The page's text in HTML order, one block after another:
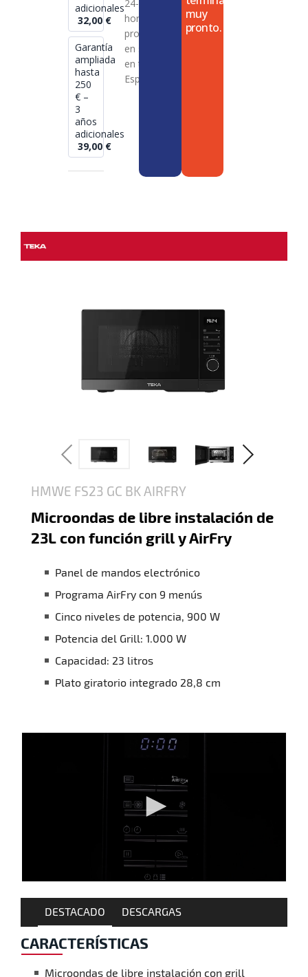
HMWE FS23 GC BK AIRFRY
Microondas de libre instalación de
23L con función grill y AirFry
Panel de mandos electrónico
Programa AirFry con 9 menús
Cinco niveles de potencia, 900 W
Potencia del Grill: 1.000 W
Capacidad: 23 litros
Plato giratorio integrado 28,8 cm
DESTACADO DESCARGAS
CARACTERÍSTICAS
Microondas de libre instalación con grill
adicionales
32,00 €
Garantía
ampliada
hasta
250
€ –
3
años
adicionales
39,00 €
24-72
horas en
productos
en stock
en toda
España
muy
pronto.